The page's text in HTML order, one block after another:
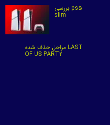
بررسی ps5
slim
مراحل حذف شده LAST
OF US PART2